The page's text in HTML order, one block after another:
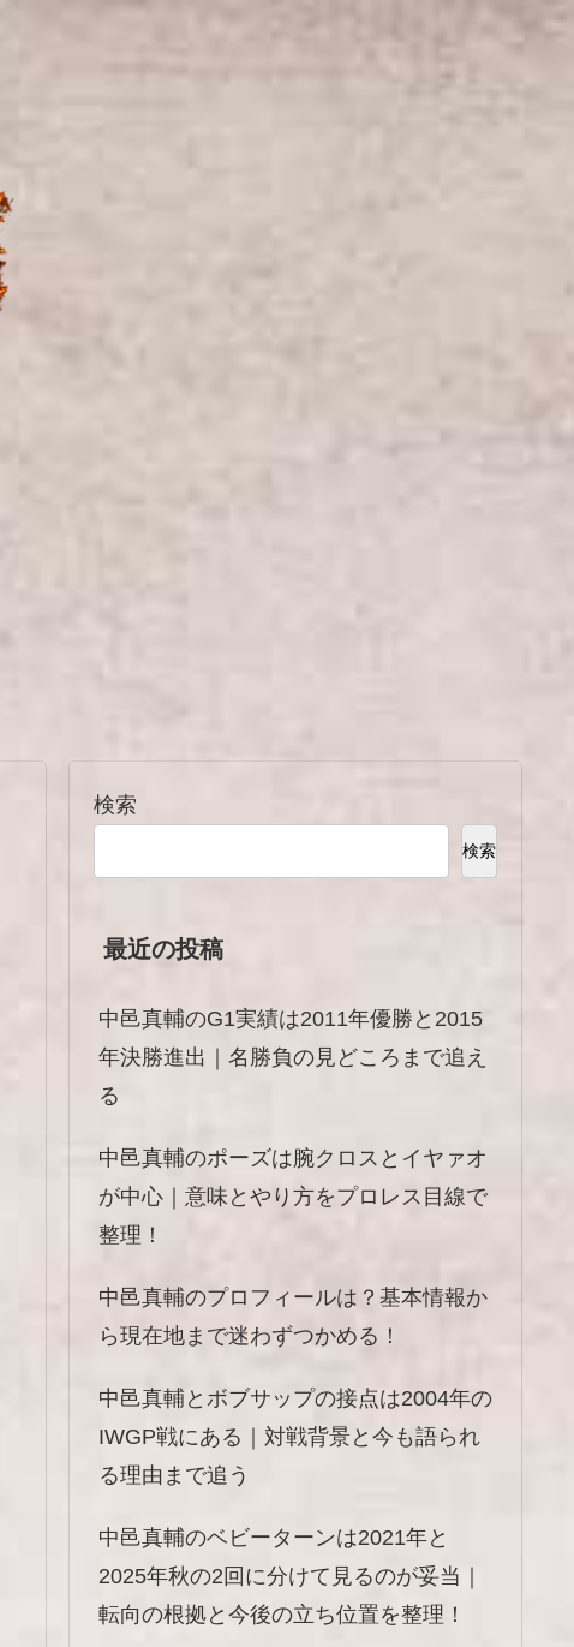
検索
検索
最近の投稿
中邑真輔のG1実績は2011年優勝と2015
年決勝進出｜名勝負の見どころまで追え
る
中邑真輔のポーズは腕クロスとイヤァオ
が中心｜意味とやり方をプロレス目線で
整理！
中邑真輔のプロフィールは？基本情報か
ら現在地まで迷わずつかめる！
中邑真輔とボブサップの接点は2004年の
IWGP戦にある｜対戦背景と今も語られ
る理由まで追う
中邑真輔のベビーターンは2021年と
2025年秋の2回に分けて見るのが妥当｜
転向の根拠と今後の立ち位置を整理！